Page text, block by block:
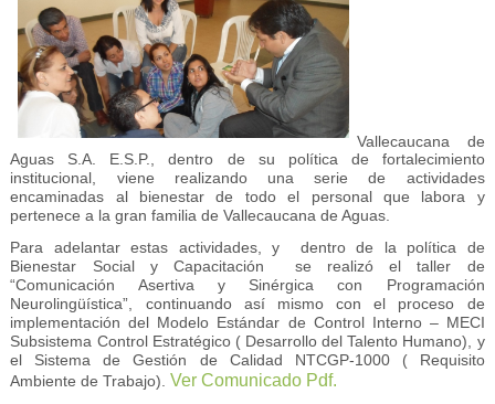
Vallecaucana de
Aguas S.A. E.S.P., dentro de su política de fortalecimiento
institucional, viene realizando una serie de actividades
encaminadas al bienestar de todo el personal que labora y
pertenece a la gran familia de Vallecaucana de Aguas.
Para adelantar estas actividades, y dentro de la política de
Bienestar Social y Capacitación se realizó el taller de
“Comunicación Asertiva y Sinérgica con Programación
Neurolingüística”, continuando así mismo con el proceso de
implementación del Modelo Estándar de Control Interno – MECI
Subsistema Control Estratégico ( Desarrollo del Talento Humano), y
el Sistema de Gestión de Calidad NTCGP-1000 ( Requisito
Ambiente de Trabajo).Ver Comunicado Pdf.